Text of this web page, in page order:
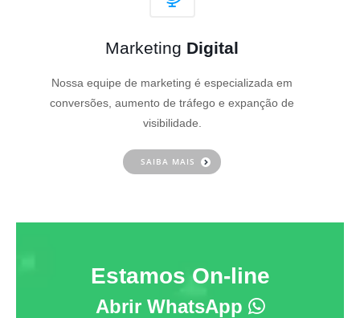
Marketing Digital
Nossa equipe de marketing é especializada em
conversões, aumento de tráfego e expanção de
visibilidade.
SAIBA MAIS
Estamos On-line
Abrir WhatsApp